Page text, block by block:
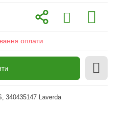
оплати
340435147 Laverda